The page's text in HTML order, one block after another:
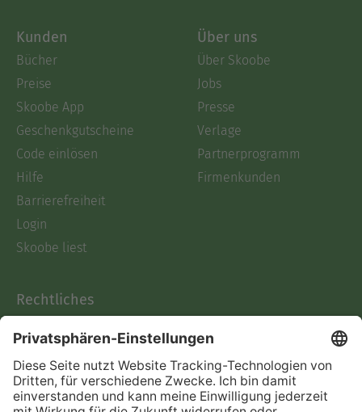
Kunden
Bücher
Preise
Skoobe App
Geschenkgutscheine
Code einlösen
Hilfe
Barrierefreiheit
Login
Skoobe liest
Über uns
Über Skoobe
Jobs
Presse
Verlage
Partnerprogramm
Firmenkunden
Rechtliches
AGB
Informationen nach Data
Act